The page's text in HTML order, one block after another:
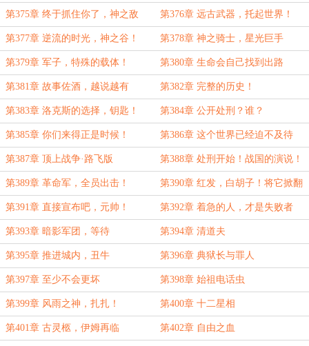
第375章 终于抓住你了，神之敌 第376章 远古武器，托起世界！
第377章 逆流的时光，神之谷！ 第378章 神之骑士，星光巨手
第379章 军子，特殊的载体！ 第380章 生命会自己找到出路
第381章 故事佐酒，越说越有 第382章 完整的历史！
第383章 洛克斯的选择，钥匙！ 第384章 公开处刑？谁？
第385章 你们来得正是时候！ 第386章 这个世界已经迫不及待
第387章 顶上战争·路飞版 第388章 处刑开始！战国的演说！
第389章 革命军，全员出击！ 第390章 红发，白胡子！将它掀翻
吧！
第391章 直接宣布吧，元帅！ 第392章 着急的人，才是失败者
第393章 暗影军团，等待 第394章 清道夫
第395章 推进城内，丑牛 第396章 典狱长与罪人
第397章 至少不会更坏 第398章 始祖电话虫
第399章 风雨之神，扎扎！ 第400章 十二星相
第401章 古灵柩，伊姆再临 第402章 自由之血